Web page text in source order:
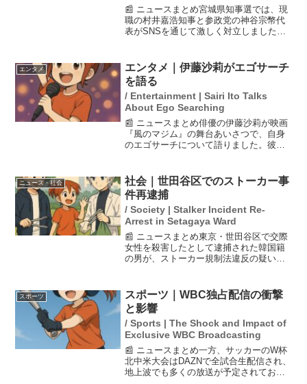
📰 ニュースまとめ宮城県知事選では、現
職の村井嘉浩知事と参政党の神谷宗幣代
表がSNSを通じて激しく対立しました。
なっています。特に、村井知事は20年の
実績を持つ一方で...
エンタメ
エンタメ｜伊藤沙莉がエゴサーチ
を語る
/ Entertainment | Sairi Ito Talks
About Ego Searching
📰 ニュースまとめ俳優の伊藤沙莉が映画
『風のマジム』の舞台あいさつで、自身
のエゴサーチについて語りました。彼女
月に結婚した夫との料理エピソードも披
露し、プライベートの...
ニュース・社会
社会｜世田谷区でのストーカー事
件再逮捕
/ Society | Stalker Incident Re-
Arrest in Setagaya Ward
📰 ニュースまとめ東京・世田谷区で交際
女性を殺害したとして逮捕された韓国籍
の男が、ストーカー規制法違反の疑いで
返しストーカー行為を行っていたことを
確認。2024年にお...
スポーツ
スポーツ｜WBC独占配信の衝撃
と影響
/ Sports | The Shock and Impact of
Exclusive WBC Broadcasting
📰 ニュースまとめ一方、サッカーのW杯
北中米大会はDAZNで全試合生配信され、
地上波でも多くの放送が予定されてお